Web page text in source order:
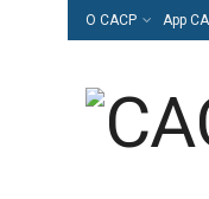
O CACP App